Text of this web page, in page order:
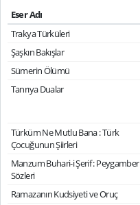
Eser Adı
Trakya Türküleri
Şaşkın Bakışlar
Sümerin Ölümü
Tanrıya Dualar
Türküm Ne Mutlu Bana : Türk
Çocuğunun Şiirleri
Manzum Buhari-i Şerif : Peygamber
Sözleri
Ramazanın Kudsiyeti ve Oruç